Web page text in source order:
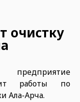
очистку
работы по
Ала-Арча.